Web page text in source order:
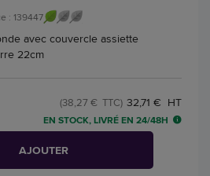
: 139447
avec couvercle assiette
22cm
32,71 € HT
(38,27 € TTC)
EN STOCK, LIVRÉ EN 24/48H
AJOUTER